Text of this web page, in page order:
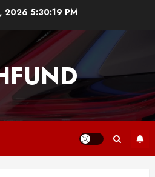
2026 5:30:19 PM